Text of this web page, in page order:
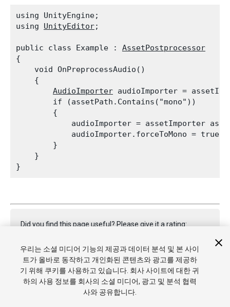
using UnityEngine;
using UnityEditor;
public class Example : AssetPostprocessor
{
    void OnPreprocessAudio()
    {
AudioImporter audioImporter =
        if (assetPath.Contains("mono"))
        {
            audioImporter = assetImporter as
            audioImporter.forceToMono = true;
        }
    }
Did you find this page useful? Please give it a rating:
Report a problem on this page
우리는 소셜 미디어 기능의 제공과 데이터 분석 및 본 사이
트가 올바로 동작하고 개인화된 콘텐츠와 광고를 제공하
기 위해 쿠키를 사용하고 있습니다. 회사 사이트에 대한 귀
하의 사용 정보를 회사의 소셜 미디어, 광고 및 분석 협력
사와 공유합니다.